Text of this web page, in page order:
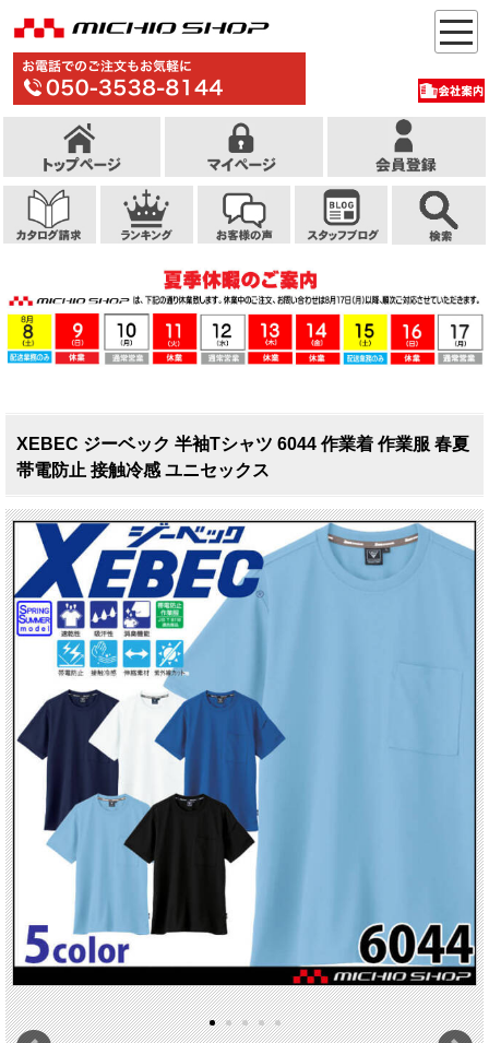
XEBEC ジーベック 半袖Tシャツ 6044 作業着 作業服 春夏
帯電防止 接触冷感 ユニセックス